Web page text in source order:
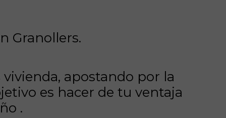
Granollers.
apostando por la
es hacer de tu ventaja
.